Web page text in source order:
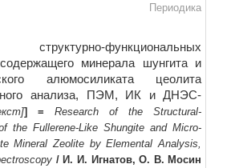
Периодика
структурно-функциональных
минерала шунгита и
алюмосиликата цеолита
анализа, ПЭМ, ИК и ДНЭС-
] =
Research of the Structural-
the Fullerene-Like Shungite and Micro-
Mineral Zeolite by Elemental Analysis,
/ И. И. Игнатов, О. В. Мосин